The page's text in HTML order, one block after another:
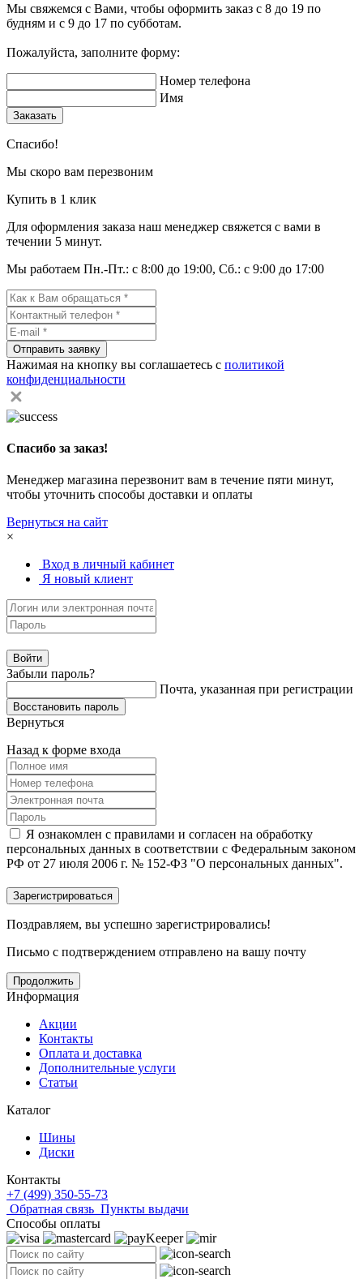
Мы свяжемся с Вами, чтобы оформить заказ с 8 до 19 по
будням и с 9 до 17 по субботам.
Пожалуйста, заполните форму:
Номер телефона
Имя
Заказать
Спасибо!
Мы скоро вам перезвоним
Купить в 1 клик
Для оформления заказа наш менеджер свяжется с вами в
течении 5 минут.
Мы работаем Пн.-Пт.: с 8:00 до 19:00, Сб.: с 9:00 до 17:00
Отправить заявку
Нажимая на кнопку вы соглашаетесь с политикой
конфиденциальности
Спасибо за заказ!
Менеджер магазина перезвонит вам в течение пяти минут,
чтобы уточнить способы доставки и оплаты
Вернуться на сайт
×
Вход в личный кабинет
Я новый клиент
Забыли пароль?
Почта, указанная при регистрации
Вернуться
Назад к форме входа
Я ознакомлен с правилами и согласен на обработку
персональных данных в соответствии с Федеральным законом
РФ от 27 июля 2006 г. № 152-ФЗ "О персональных данных".
Поздравляем, вы успешно зарегистрировались!
Письмо с подтверждением отправлено на вашу почту
Продолжить
Информация
Акции
Контакты
Оплата и доставка
Дополнительные услуги
Статьи
Каталог
Шины
Диски
Контакты
+7 (499) 350-55-73
Обратная связь Пункты выдачи
Способы оплаты